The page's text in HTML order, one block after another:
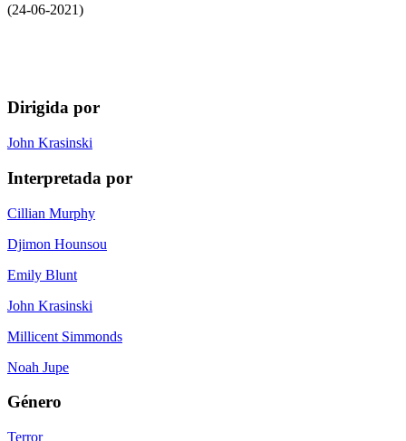
(24-06-2021)
Dirigida por
John Krasinski
Interpretada por
Cillian Murphy
Djimon Hounsou
Emily Blunt
John Krasinski
Millicent Simmonds
Noah Jupe
Género
Terror